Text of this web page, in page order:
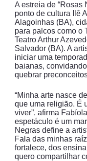
A estreia de “Rosas
ponto de cultura Ilê
Alagoinhas (BA),
para palcos como o
Teatro Arthur
Salvador (BA). A
iniciar uma
baianas,
quebrar
“Minha arte nasce
que uma religião. É
viver”, afirma
espetáculo é um
Negras define a
Fala das minhas
fortalece, dos
quero compartilhar